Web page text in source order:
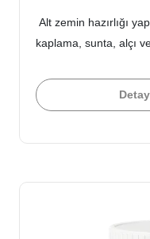
Alt zemin hazırlığı
kaplama, sunta, alçı